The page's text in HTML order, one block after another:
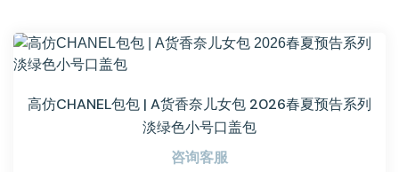
高仿CHANEL包包 | A货香奈儿女包 2026春夏预告系列
淡绿色小号口盖包
咨询客服